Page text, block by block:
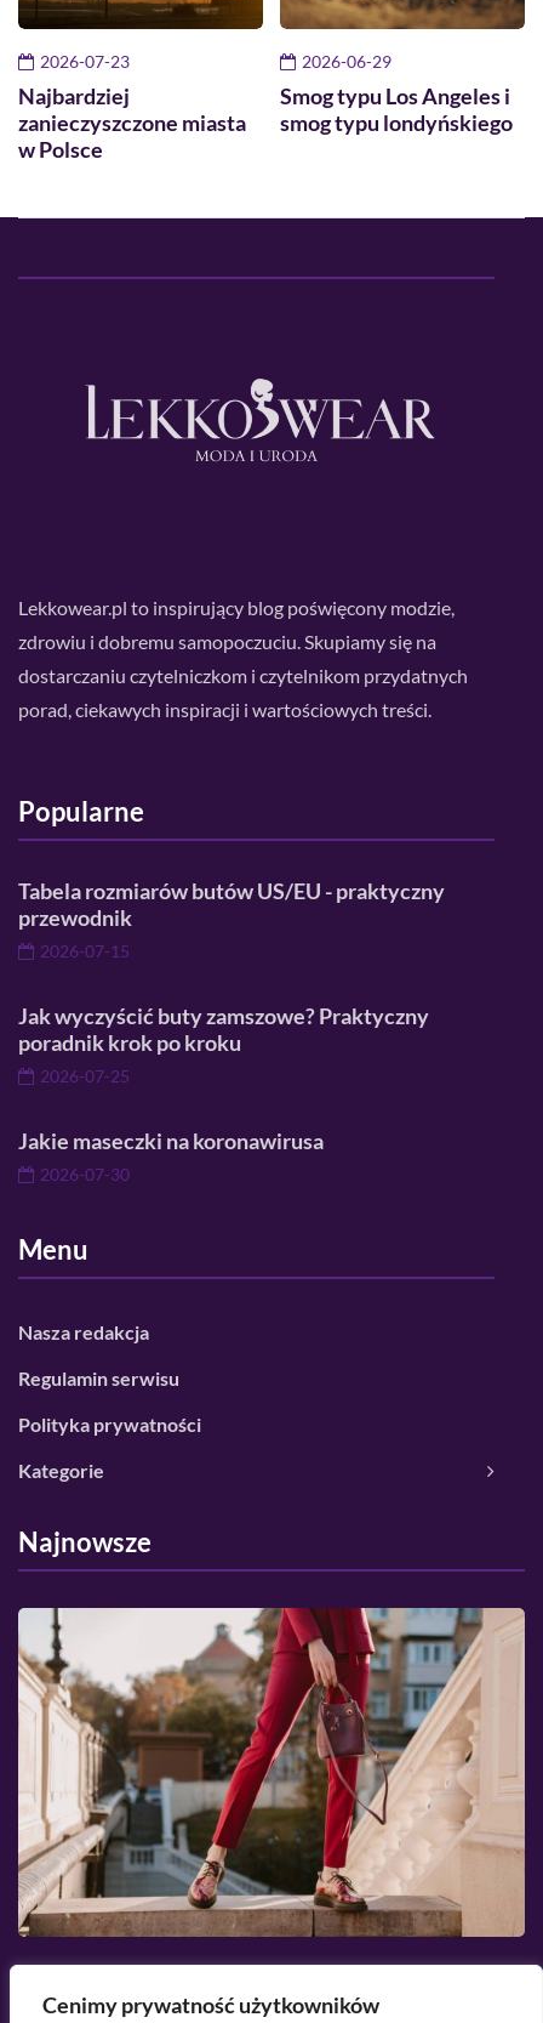
Cenimy prywatność użytkowników
2026-07-23
Najbardziej
zanieczyszczone miasta
w Polsce
2026-06-29
Smog typu Los Angeles i
smog typu londyńskiego
Lekkowear.pl to inspirujący blog poświęcony modzie,
zdrowiu i dobremu samopoczuciu. Skupiamy się na
dostarczaniu czytelniczkom i czytelnikom przydatnych
porad, ciekawych inspiracji i wartościowych treści.
Popularne
Tabela rozmiarów butów US/EU - praktyczny
przewodnik
2026-07-15
Jak wyczyścić buty zamszowe? Praktyczny
poradnik krok po kroku
2026-07-25
Jakie maseczki na koronawirusa
2026-07-30
Menu
Nasza redakcja
Regulamin serwisu
Polityka prywatności
Kategorie
Najnowsze